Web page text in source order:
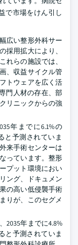
で市場をけん引し
広い整形外科サー
採用拡大により、
れらの施設では、
、収益サイクル管
トウェアを広く活
門人材の存在、部
リニックからの強
年までに6.1%の
と予測されていま
来手術センターは
っています。整形
プット環境におい
ング、ドキュメン
の高い低侵襲手術
りが、このセグメ
2035年までに4.8%
と予測されていま